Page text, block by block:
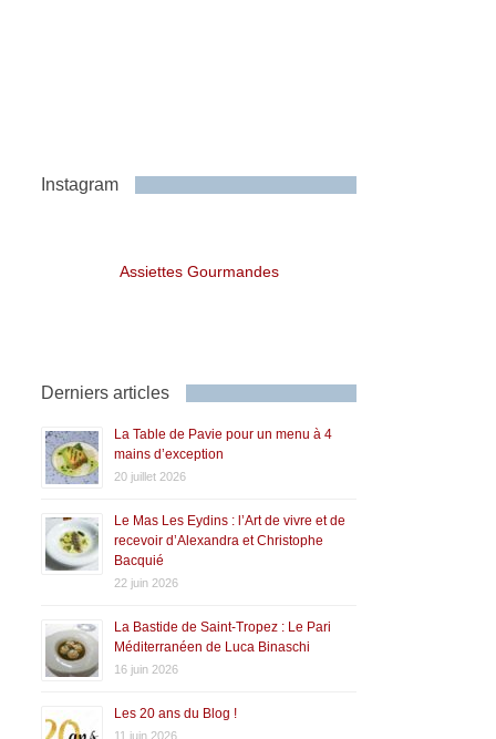
Instagram
Assiettes Gourmandes
Derniers articles
La Table de Pavie pour un menu à 4
mains d’exception
20 juillet 2026
Le Mas Les Eydins : l’Art de vivre et de
recevoir d’Alexandra et Christophe
Bacquié
22 juin 2026
La Bastide de Saint-Tropez : Le Pari
Méditerranéen de Luca Binaschi
16 juin 2026
Les 20 ans du Blog !
11 juin 2026